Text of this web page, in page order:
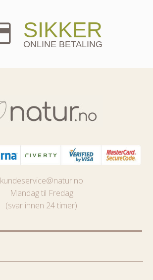
SIKKER
ONLINE BETALING
kundeservice@natur.no
Mandag til Fredag
(svar innen 24 timer)